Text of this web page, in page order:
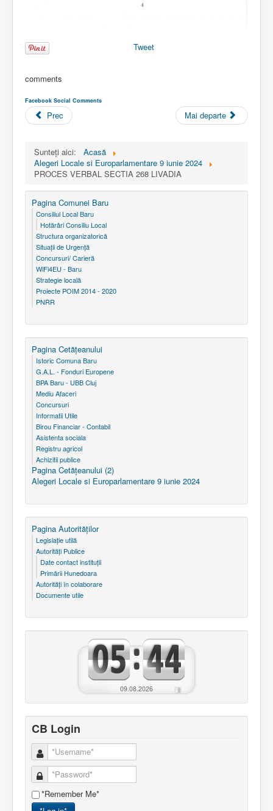
Tweet
comments
Facebook Social Comments
Prec Mai departe
Sunteți aici:
Acasă
Alegeri Locale si Europarlamentare 9 iunie 2024
PROCES VERBAL SECTIA 268 LIVADIA
Pagina Comunei Baru
Consiliul Local Baru
Hotărâri Consiliu Local
Structura organizatorică
Situaţii de Urgenţă
Concursuri/ Carieră
WiFi4EU - Baru
Strategie locală
Proiecte POIM 2014 - 2020
PNRR
Pagina Cetăţeanului
Istoric Comuna Baru
G.A.L. - Fonduri Europene
BPA Baru - UBB Cluj
Mediu Afaceri
Concursuri
Informatii Utile
Birou Financiar - Contabil
Asistenta sociala
Registru agricol
Achizitii publice
Pagina Cetăţeanului (2)
Alegeri Locale si Europarlamentare 9 iunie 2024
Pagina Autorităţilor
Legislaţie utilă
Autorităţi Publice
Date contact instituţii
Primării Hunedoara
Autorităţi în colaborare
Documente utile
09.08.2026
CB Login
*Remember Me*